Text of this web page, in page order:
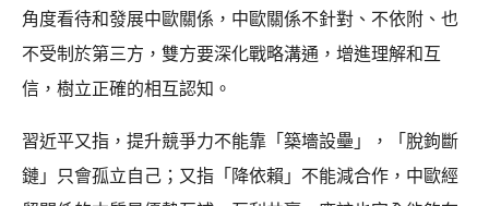
角度看待和發展中歐關係，中歐關係不針對、不依附、也
不受制於第三方，雙方要深化戰略溝通，增進理解和互
信，樹立正確的相互認知。
習近平又指，提升競爭力不能靠「築墻設壘」，「脫鉤斷
鏈」只會孤立自己；又指「降依賴」不能減合作，中歐經